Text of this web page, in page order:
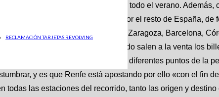
RECLAMACIÓN TARJETAS REVOLVING
días de primavera y a partir de todo el verano. Además,
demás destinos ya disponibles por el resto de España, de
Valencia, Guadalajara, Tarragona, Zaragoza, Barcelona,
Real o Sevilla entre otros. ¿Cuándo salen a la venta los
fijado para viajar a alta velocidad a diferentes puntos de la
y es que Renfe está apostando por ello «con el fin
todas las estaciones del recorrido, tanto las origen y destino